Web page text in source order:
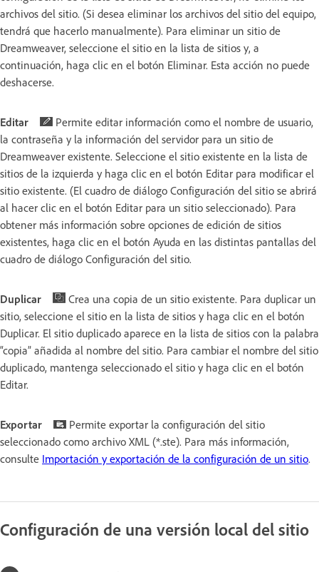
archivos del sitio. (Si desea eliminar los archivos del sitio del equipo,
tendrá que hacerlo manualmente). Para eliminar un sitio de
Dreamweaver, seleccione el sitio en la lista de sitios y, a
continuación, haga clic en el botón Eliminar. Esta acción no puede
deshacerse.
Editar
Permite editar información como el nombre de usuario,
la contraseña y la información del servidor para un sitio de
Dreamweaver existente. Seleccione el sitio existente en la lista de
sitios de la izquierda y haga clic en el botón Editar para modificar el
sitio existente. (El cuadro de diálogo Configuración del sitio se abrirá
al hacer clic en el botón Editar para un sitio seleccionado). Para
obtener más información sobre opciones de edición de sitios
existentes, haga clic en el botón Ayuda en las distintas pantallas del
cuadro de diálogo Configuración del sitio.
Duplicar
Crea una copia de un sitio existente. Para duplicar un
sitio, seleccione el sitio en la lista de sitios y haga clic en el botón
Duplicar. El sitio duplicado aparece en la lista de sitios con la palabra
“copia” añadida al nombre del sitio. Para cambiar el nombre del sitio
duplicado, mantenga seleccionado el sitio y haga clic en el botón
Editar.
Exportar
Permite exportar la configuración del sitio
seleccionado como archivo XML (*.ste). Para más información,
consulte Importación y exportación de la configuración de un sitio.
Configuración de una versión local del sitio